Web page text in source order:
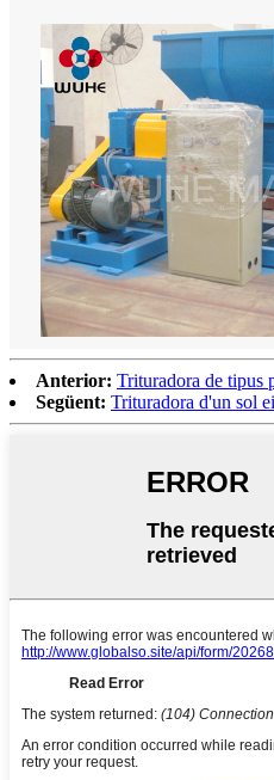
Anterior: Trituradora de tipus
Següent: Trituradora d'un sol